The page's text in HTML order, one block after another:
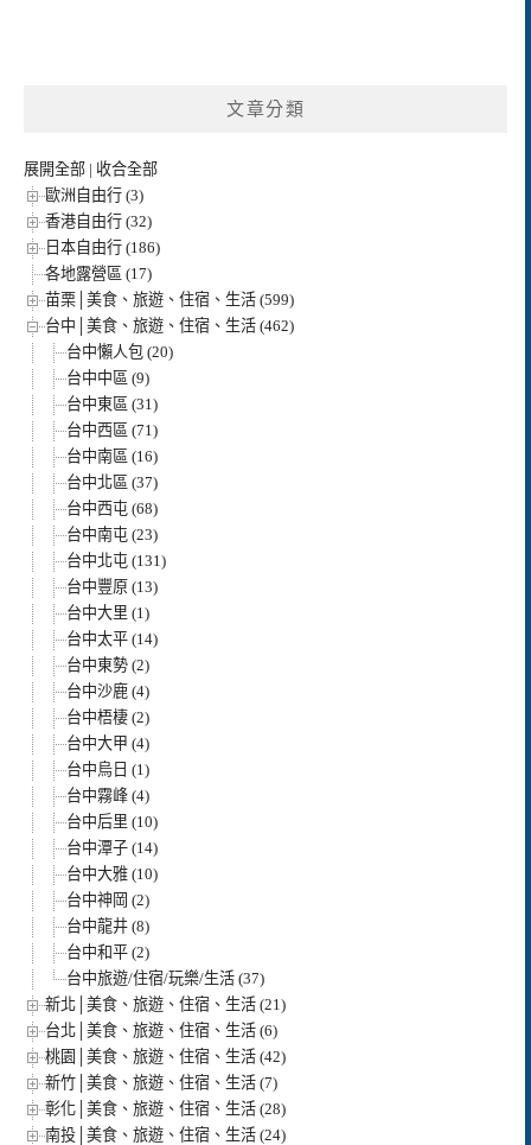
文章分類
展開全部 | 收合全部
歐洲自由行 (3)
香港自由行 (32)
日本自由行 (186)
各地露營區 (17)
苗栗│美食、旅遊、住宿、生活 (599)
台中│美食、旅遊、住宿、生活 (462)
台中懶人包 (20)
台中中區 (9)
台中東區 (31)
台中西區 (71)
台中南區 (16)
台中北區 (37)
台中西屯 (68)
台中南屯 (23)
台中北屯 (131)
台中豐原 (13)
台中大里 (1)
台中太平 (14)
台中東勢 (2)
台中沙鹿 (4)
台中梧棲 (2)
台中大甲 (4)
台中烏日 (1)
台中霧峰 (4)
台中后里 (10)
台中潭子 (14)
台中大雅 (10)
台中神岡 (2)
台中龍井 (8)
台中和平 (2)
台中旅遊/住宿/玩樂/生活 (37)
新北│美食、旅遊、住宿、生活 (21)
台北│美食、旅遊、住宿、生活 (6)
桃園│美食、旅遊、住宿、生活 (42)
新竹│美食、旅遊、住宿、生活 (7)
彰化│美食、旅遊、住宿、生活 (28)
南投│美食、旅遊、住宿、生活 (24)